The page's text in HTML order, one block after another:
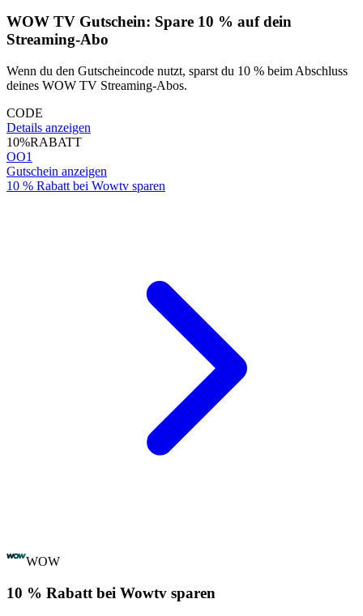
WOW TV Gutschein: Spare 10 % auf dein
Streaming-Abo
Wenn du den Gutscheincode nutzt, sparst du 10 % beim Abschluss
deines WOW TV Streaming-Abos.
CODE
Details anzeigen
10%RABATT
OO1
Gutschein anzeigen
10 % Rabatt bei Wowtv sparen
WOW
10 % Rabatt bei Wowtv sparen